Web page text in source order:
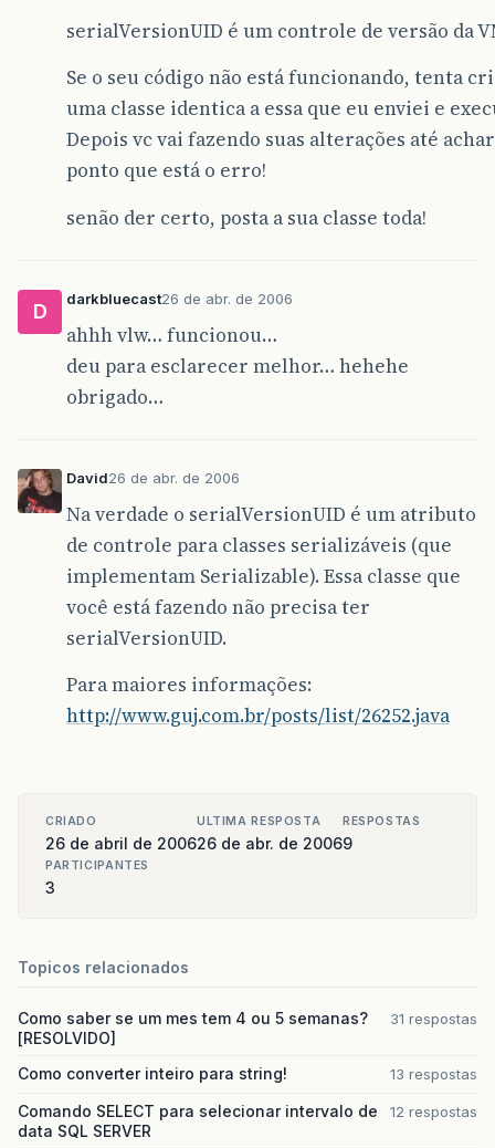
serialVersionUID é um controle de versão da
Se o seu código não está funcionando, tenta
uma classe identica a essa que eu enviei e
Depois vc vai fazendo suas alterações até
ponto que está o erro!
senão der certo, posta a sua classe toda!
D
darkbluecast26 de abr. de 2006
ahhh vlw… funcionou…
deu para esclarecer melhor… hehehe
obrigado…
David26 de abr. de 2006
Na verdade o serialVersionUID é um atributo
de controle para classes serializáveis (que
implementam Serializable). Essa classe que
você está fazendo não precisa ter
serialVersionUID.
Para maiores informações:
http://www.guj.com.br/posts/list/26252.java
CRIADO
26 de abril de 2006
ULTIMA RESPOSTA
26 de abr. de 2006
RESPOSTAS
9
PARTICIPANTES
3
Topicos relacionados
Como saber se um mes tem 4 ou 5 semanas?
[RESOLVIDO]
31 respostas
Como converter inteiro para string! 13 respostas
Comando SELECT para selecionar intervalo de
data SQL SERVER
12 respostas